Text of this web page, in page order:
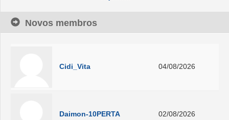
Novos membros
Cidi_Vita 04/08/2026
Daimon-10PERTA 02/08/2026